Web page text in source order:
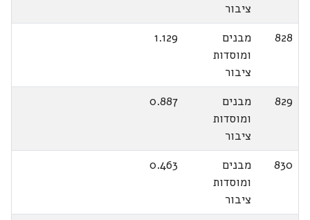
ציבור
828
מבנים
ומוסדות
ציבור
1.129
829
מבנים
ומוסדות
ציבור
0.887
830
מבנים
ומוסדות
ציבור
0.463